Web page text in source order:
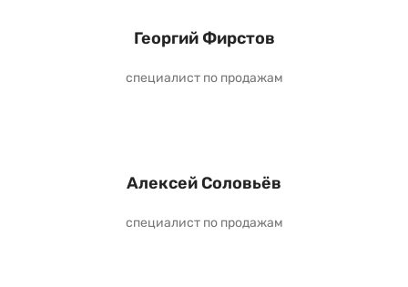
Георгий Фирстов
специалист по продажам
Алексей Соловьёв
специалист по продажам